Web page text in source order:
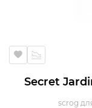
Secret
scrog